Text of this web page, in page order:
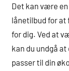
Det kan være
lånetilbud for at
for dig. Ved at
kan du undgå
passer til din